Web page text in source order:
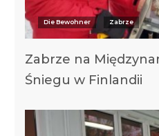
Die Bewohner Zabrze
Zabrze na
Śniegu w Finlandii